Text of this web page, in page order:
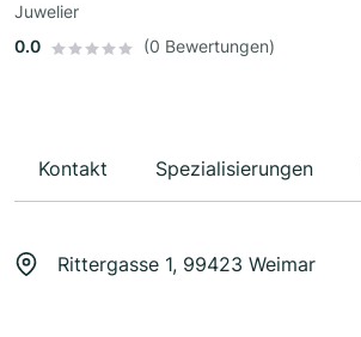
Juwelier
0.0
(0 Bewertungen)
Kontakt Spezialisierungen
Rittergasse 1, 99423 Weimar